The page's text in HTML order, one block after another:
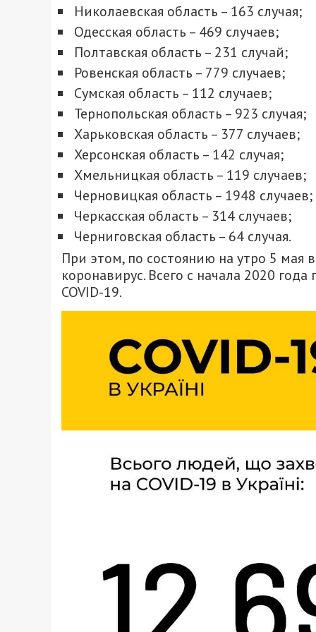
Николаевская область – 163 случая;
Одесская область – 469 случаев;
Полтавская область – 231 случай;
Ровенская область – 779 случаев;
Сумская область – 112 случаев;
Тернопольская область – 923 случая;
Харьковская область – 377 случаев;
Херсонская область – 142 случая;
Хмельницкая область – 119 случаев;
Черновицкая область – 1948 случаев;
Черкасская область – 314 случаев;
Черниговская область – 64 случая.
При этом, по состоянию на утро 5 мая
коронавирус. Всего с начала 2020
COVID-19.